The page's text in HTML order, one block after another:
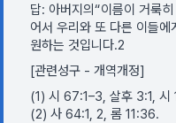
답: 아버지의“이름이 거룩
어서 우리와 또 다른 이들에
원하는 것입니다.2
[관련성구 - 개역개정]
(1) 시 67:1–3, 살후 3:1, 시
(2) 사 64:1, 2, 롬 11:36.